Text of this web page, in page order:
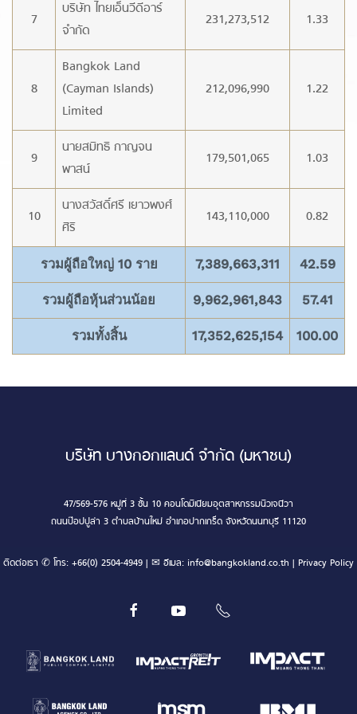
7
บริษัท ไทยเอ็นวีดีอาร์
จำกัด
231,273,512 1.33
8
Bangkok Land
(Cayman Islands)
Limited
212,096,990 1.22
9
นายสมิทธิ กาญจน
พาสน์
179,501,065 1.03
10
นางสวัสดิ์ศรี เยาวพงศ์
ศิริ
143,110,000 0.82
รวมผู้ถือใหญ่ 10 ราย 7,389,663,311 42.59
รวมผู้ถือหุ้นส่วนน้อย 9,962,961,843 57.41
รวมทั้งสิ้น 17,352,625,154 100.00
บริษัท บางกอกแลนด์ จำกัด (มหาชน)
47/569-576 หมู่ที่ 3 ชั้น 10 คอนโดมิเนียมอุตสาหกรรมนิวเจนีวา
ถนนป๊อปปูล่า 3 ตำบลบ้านใหม่ อำเภอปากเกร็ด จังหวัดนนทบุรี 11120
ติดต่อเรา ✆ โทร: +66(0) 2504-4949 | ✉ อีเมล: info@bangkokland.co.th | Privacy Policy